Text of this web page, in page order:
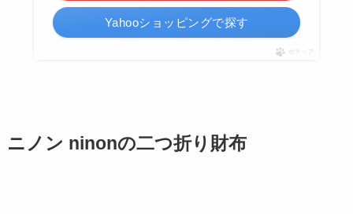
Yahooショッピングで探す
ポチップ
ニノン ninonの二つ折り財布